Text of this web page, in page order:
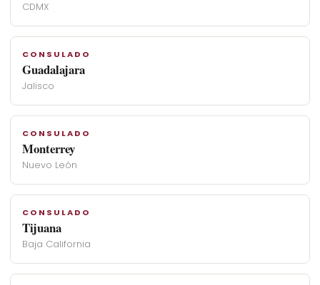
CDMX
CONSULADO
Guadalajara
Jalisco
CONSULADO
Monterrey
Nuevo León
CONSULADO
Tijuana
Baja California